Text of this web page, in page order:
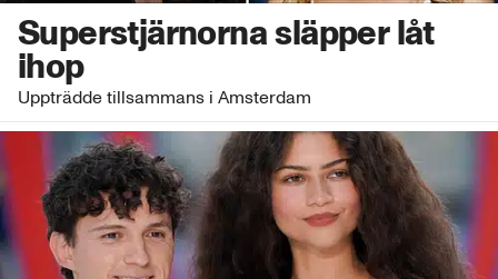
Superstjärnorna släpper låt
ihop
Uppträdde tillsammans i Amsterdam